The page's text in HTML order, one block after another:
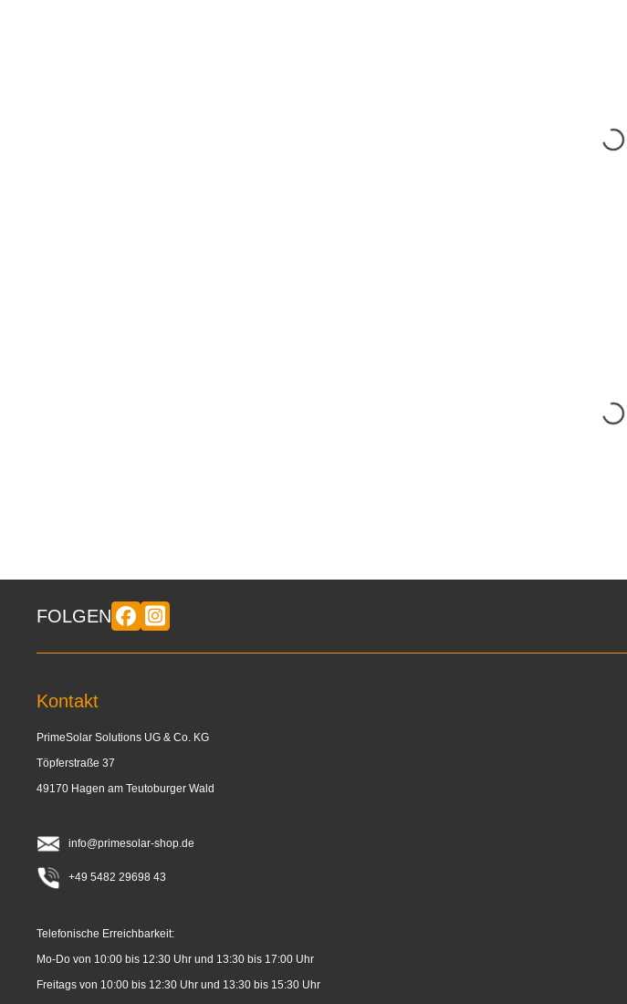
FOLGEN
Kontakt
PrimeSolar Solutions UG & Co. KG
Töpferstraße 37
49170 Hagen am Teutoburger Wald
info@primesolar-shop.de
+49 5482 29698 43
Telefonische Erreichbarkeit:
Mo-Do von 10:00 bis 12:30 Uhr und 13:30 bis 17:00 Uhr
Freitags von 10:00 bis 12:30 Uhr und 13:30 bis 15:30 Uhr